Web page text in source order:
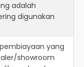
adalah
digunakan
yang
showroom